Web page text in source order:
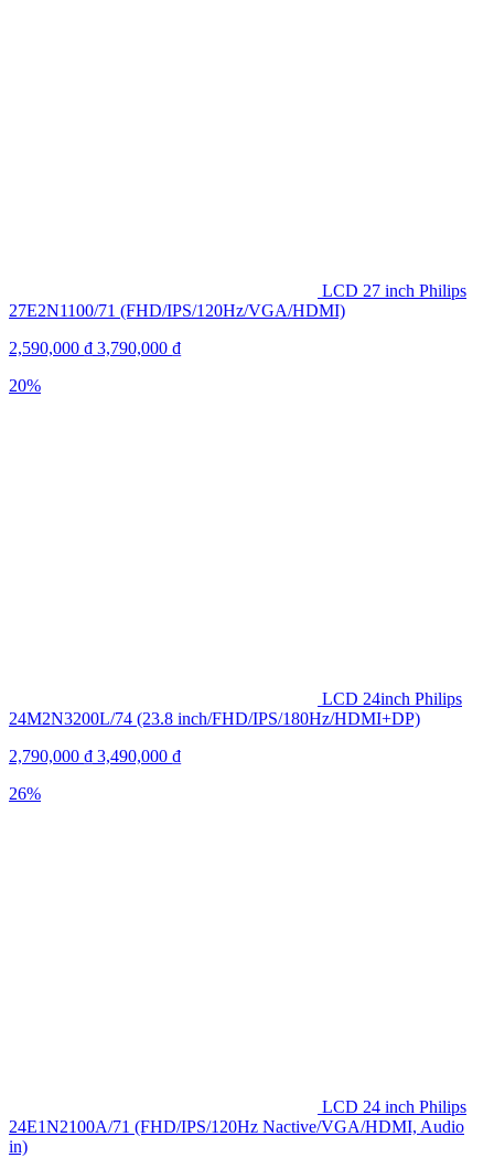
LCD 27 inch Philips
27E2N1100/71 (FHD/IPS/120Hz/VGA/HDMI)
2,590,000 ₫ 3,790,000 ₫
20%
LCD 24inch Philips
24M2N3200L/74 (23.8 inch/FHD/IPS/180Hz/HDMI+DP)
2,790,000 ₫ 3,490,000 ₫
26%
LCD 24 inch Philips
24E1N2100A/71 (FHD/IPS/120Hz Nactive/VGA/HDMI, Audio
in)